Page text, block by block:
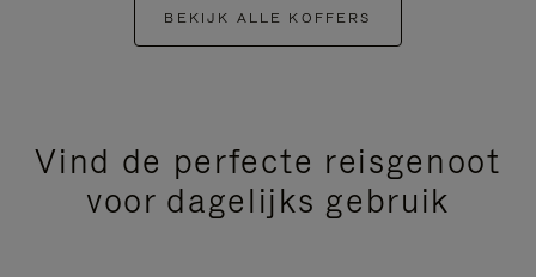
BEKIJK ALLE KOFFERS
Vind de perfecte reisgenoot
voor dagelijks gebruik